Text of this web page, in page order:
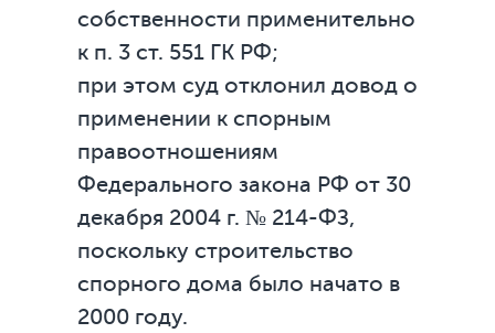
собственности применительно
к п. 3 ст. 551 ГК РФ;
при этом суд отклонил довод о
применении к спорным
правоотношениям
Федерального закона РФ от 30
декабря 2004 г. № 214-ФЗ,
поскольку строительство
спорного дома было начато в
2000 году.